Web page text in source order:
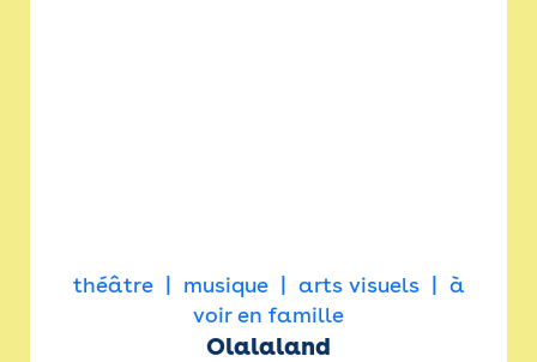
théâtre musique arts visuels
à
voir en famille
Olalaland